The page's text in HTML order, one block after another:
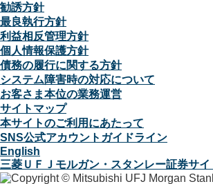
勧誘方針
最良執行方針
利益相反管理方針
個人情報保護方針
債務の履行に関する方針
システム障害時の対応について
お客さま本位の業務運営
サイトマップ
本サイトのご利用にあたって
SNS公式アカウントガイドライン
English
三菱ＵＦＪモルガン・スタンレー証券サ